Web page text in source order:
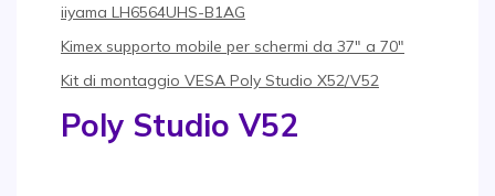
iiyama LH6564UHS-B1AG
Kimex supporto mobile per schermi da 37″ a 70″
Kit di montaggio VESA Poly Studio X52/V52
Poly Studio V52